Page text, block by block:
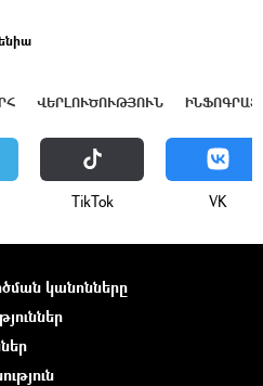
ՎԵՐԼՈՒԾՈՒԹՅՈՒՆ
ТikТоk VK
կանոնները